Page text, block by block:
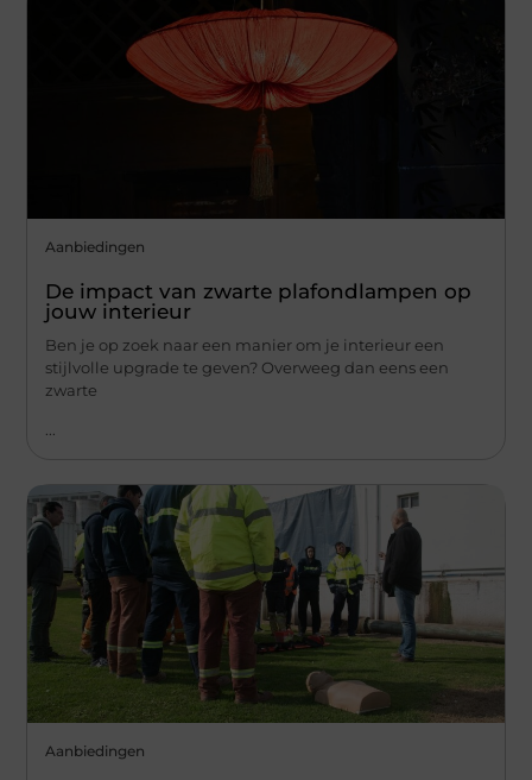
Aanbiedingen
De impact van zwarte plafondlampen op
jouw interieur
Ben je op zoek naar een manier om je interieur een
stijlvolle upgrade te geven? Overweeg dan eens een
zwarte
Aanbiedingen